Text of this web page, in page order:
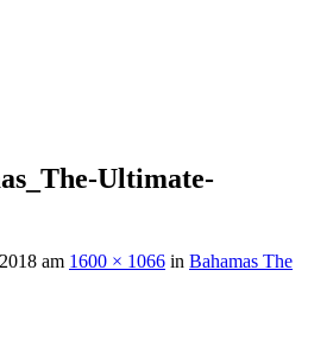
Ultimate-
am 1600 × 1066 in Bahamas The